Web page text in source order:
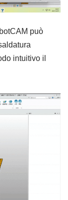
può
intuitivo il